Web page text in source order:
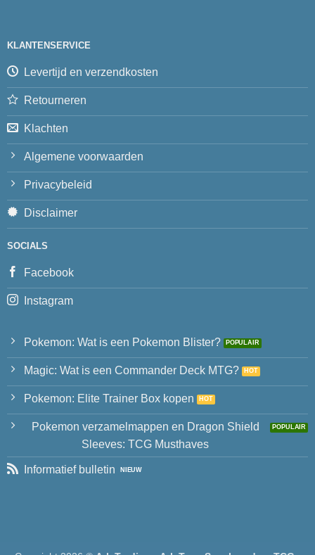
KLANTENSERVICE
Levertijd en verzendkosten
Retourneren
Klachten
Algemene voorwaarden
Privacybeleid
Disclaimer
SOCIALS
Facebook
Instagram
Pokemon: Wat is een Pokemon Blister?
Magic: Wat is een Commander Deck MTG?
Pokemon: Elite Trainer Box kopen
Pokemon verzamelmappen en Dragon Shield
Sleeves: TCG Musthaves
Informatief bulletin